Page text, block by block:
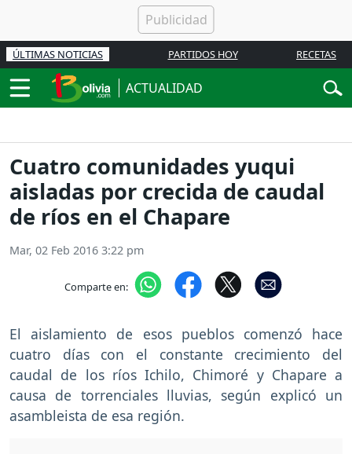
ÚLTIMAS NOTICIAS PARTIDOS HOY RECETAS
ACTUALIDAD
Cuatro comunidades yuqui
aisladas por crecida de caudal
de ríos en el Chapare
Mar, 02 Feb 2016 3:22 pm
Comparte en:
El aislamiento de esos pueblos comenzó hace
cuatro días con el constante crecimiento del
caudal de los ríos Ichilo, Chimoré y Chapare a
causa de torrenciales lluvias, según explicó un
asambleista de esa región.